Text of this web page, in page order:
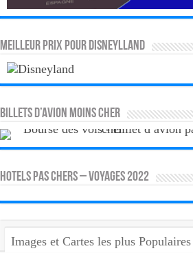
MEILLEUR PRIX POUR DISNEYLLAND
Billets d’avion moins cher
HOTELS PAS CHERS – VOYAGES 2022
Images et Cartes les plus Populaires